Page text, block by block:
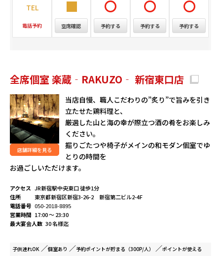
電話予約 空席確認 予約する 予約する 予約する
全席個室 楽蔵‐RAKUZO‐ 新宿東口店
店舗詳細を見る
当店自慢、職人こだわりの”炙り”で旨みを引き
立たせた鶏料理と、
厳選した山と海の幸が際立つ酒の肴をお楽しみ
ください。
掘りごたつや椅子がメインの和モダン個室でゆ
とりの時間を
お過ごしいただけます。
アクセス JR新宿駅中央東口 徒歩1分
住所
東京都新宿区新宿3-26-2 新宿第二ビル2-4F
電話番号 050-2018-8895
営業時間 17:00 ～ 23:30
最大宴会人数 30 名様迄
子供連れOK 個室あり 予約ポイントが貯まる（300P/人） ポイントが使える